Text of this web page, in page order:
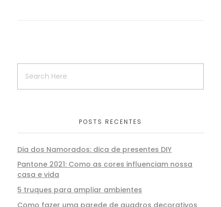
POSTS RECENTES
Dia dos Namorados: dica de presentes DIY
Pantone 2021: Como as cores influenciam nossa
casa e vida
5 truques para ampliar ambientes
Como fazer uma parede de quadros decorativos